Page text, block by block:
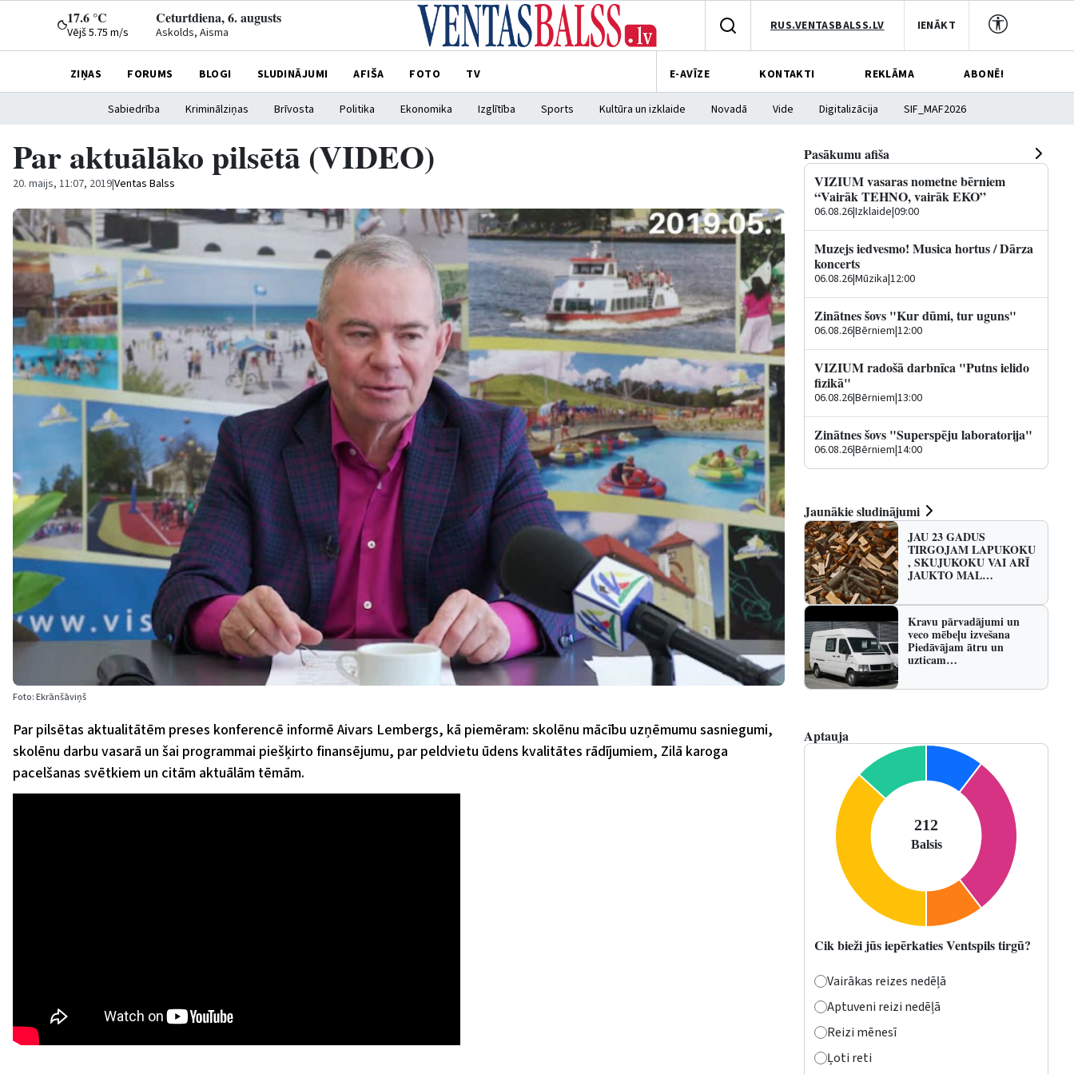
17.6 °C
Vējš 5.75 m/s
Ceturtdiena, 6. augusts
Askolds, Aisma RUS.VENTASBALSS.LV IENĀKT
ZIŅAS FORUMS BLOGI SLUDINĀJUMI AFIŠA FOTO TV E-AVĪZE KONTAKTI REKLĀMA ABONĒ!
Sabiedrība Kriminālziņas Brīvosta Politika Ekonomika Izglītība Sports Kultūra un izklaide Novadā Vide Digitalizācija SIF_MAF2026
Par aktuālāko pilsētā (VIDEO)
20. maijs, 11:07, 2019|Ventas Balss
Foto: Ekrānšāviņš
Par pilsētas aktualitātēm preses konferencē informē Aivars Lembergs, kā piemēram: skolēnu mācību uzņēmumu sasniegumi,
skolēnu darbu vasarā un šai programmai piešķirto finansējumu, par peldvietu ūdens kvalitātes rādījumiem, Zilā karoga
pacelšanas svētkiem un citām aktuālām tēmām.
Pasākumu afiša
VIZIUM vasaras nometne bērniem
“Vairāk TEHNO, vairāk EKO”
06.08.26|Izklaide|09:00
Muzejs iedvesmo! Musica hortus / Dārza
koncerts
06.08.26|Mūzika|12:00
Zinātnes šovs "Kur dūmi, tur uguns"
06.08.26|Bērniem|12:00
VIZIUM radošā darbnīca "Putns ielido
fizikā"
06.08.26|Bērniem|13:00
Zinātnes šovs "Superspēju laboratorija"
06.08.26|Bērniem|14:00
Jaunākie sludinājumi
JAU 23 GADUS
TIRGOJAM LAPUKOKU
, SKUJUKOKU VAI ARĪ
JAUKTO MAL…
Kravu pārvadājumi un
veco mēbeļu izvešana
Piedāvājam ātru un
uzticam…
Aptauja
Cik bieži jūs iepērkaties Ventspils tirgū?
Vairākas reizes nedēļā
Aptuveni reizi nedēļā
Reizi mēnesī
Ļoti reti